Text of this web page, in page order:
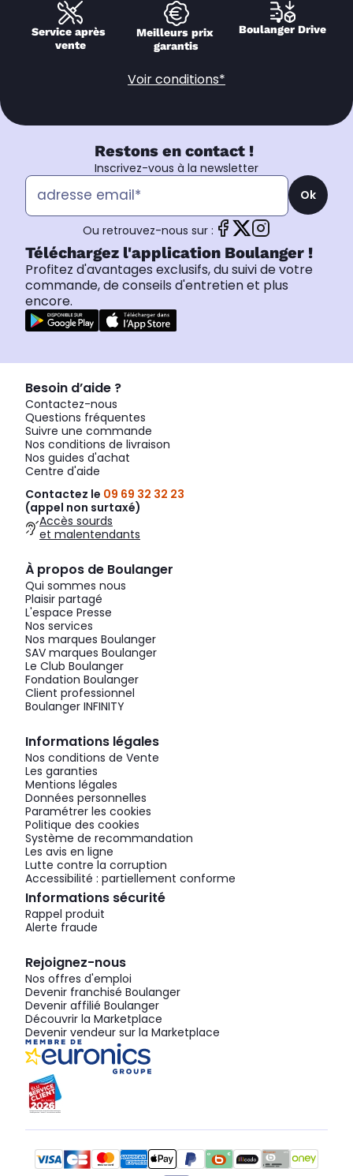
Service après
vente
Meilleurs prix
garantis
Boulanger Drive
Voir conditions*
Restons en contact !
Inscrivez-vous à la newsletter
Ok
Ou retrouvez-nous sur :
Téléchargez l'application Boulanger !
Profitez d'avantages exclusifs, du suivi de votre
commande, de conseils d'entretien et plus
encore.
Besoin d’aide ?
Contactez-nous
Questions fréquentes
Suivre une commande
Nos conditions de livraison
Nos guides d'achat
Centre d'aide
Contactez le 09 69 32 32 23
(appel non surtaxé)
Accès sourds
et malentendants
À propos de Boulanger
Qui sommes nous
Plaisir partagé
L'espace Presse
Nos services
Nos marques Boulanger
SAV marques Boulanger
Le Club Boulanger
Fondation Boulanger
Client professionnel
Boulanger INFINITY
Informations légales
Nos conditions de Vente
Les garanties
Mentions légales
Données personnelles
Paramétrer les cookies
Politique des cookies
Système de recommandation
Les avis en ligne
Lutte contre la corruption
Accessibilité : partiellement conforme
Informations sécurité
Rappel produit
Alerte fraude
Rejoignez-nous
Nos offres d'emploi
Devenir franchisé Boulanger
Devenir affilié Boulanger
Découvrir la Marketplace
Devenir vendeur sur la Marketplace